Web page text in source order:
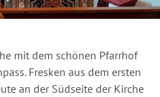
mit dem schönen Pfarrhof
Fresken aus dem ersten
an der Südseite der Kirche